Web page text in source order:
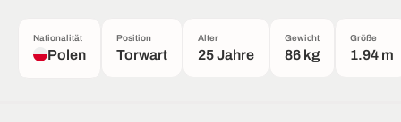
Nationalität
Polen
Position
Torwart
Alter
25 Jahre
Gewicht
86 kg
Größe
1.94 m